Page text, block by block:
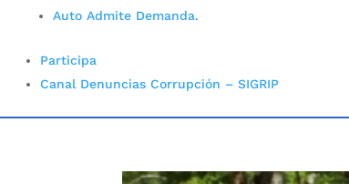
Auto Admite Demanda.
Participa
Canal Denuncias Corrupción – SIGRIP